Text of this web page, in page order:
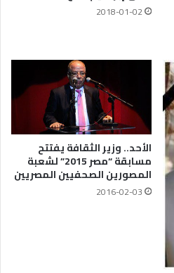
2018-01-02
الأحد.. وزير الثقافة يفتتح
مسابقة “مصر 2015” لشعبة
المصورين الصحفيين المصريين
2016-02-03